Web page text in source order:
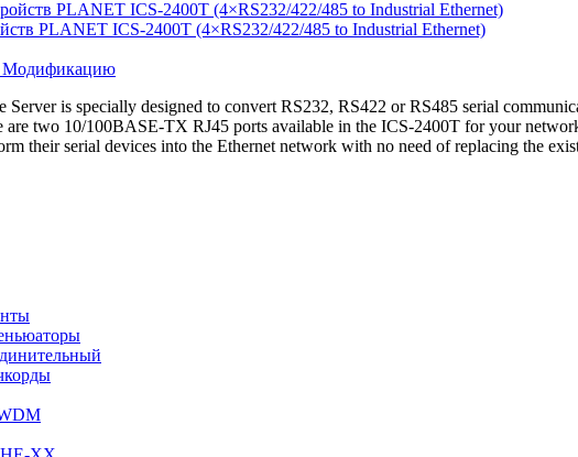
PLANET ICS-2400T (4×RS232/422/485 to Industrial Ethernet)
Модификацию
is specially designed to convert RS232, RS422 or RS485 serial
two 10/100BASE-TX RJ45 ports available in the ICS-2400T for your
their serial devices into the Ethernet network with no need of replacing the